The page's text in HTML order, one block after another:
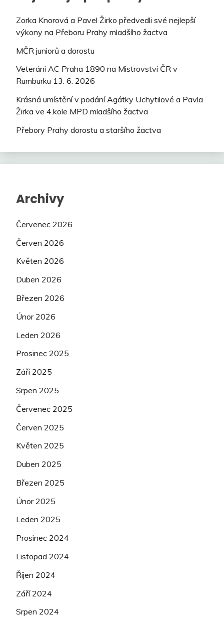
Zorka Knorová a Pavel Žirko předvedli své nejlepší
výkony na Přeboru Prahy mladšího žactva
MČR juniorů a dorostu
Veteráni AC Praha 1890 na Mistrovství ČR v
Rumburku 13. 6. 2026
Krásná umístění v podání Agátky Uchytilové a Pavla
Žirka ve 4.kole MPD mladšího žactva
Přebory Prahy dorostu a staršího žactva
Archivy
Červenec 2026
Červen 2026
Květen 2026
Duben 2026
Březen 2026
Únor 2026
Leden 2026
Prosinec 2025
Září 2025
Srpen 2025
Červenec 2025
Červen 2025
Květen 2025
Duben 2025
Březen 2025
Únor 2025
Leden 2025
Prosinec 2024
Listopad 2024
Říjen 2024
Září 2024
Srpen 2024